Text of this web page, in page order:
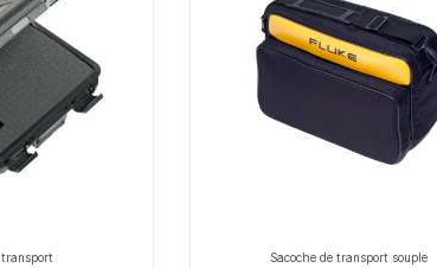
Sacoche de transport souple